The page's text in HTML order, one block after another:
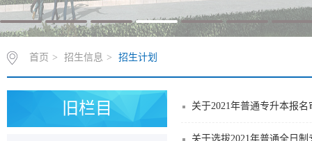
首页 > 招生信息 > 招生计划
旧栏目 关于2021年普通专升本报
关于选拔2021年普通全日